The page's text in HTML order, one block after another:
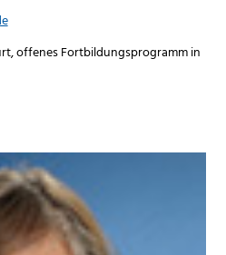
offenes Fortbildungsprogramm in